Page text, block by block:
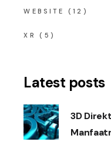
WEBSITE (12)
XR (5)
Latest posts
3D